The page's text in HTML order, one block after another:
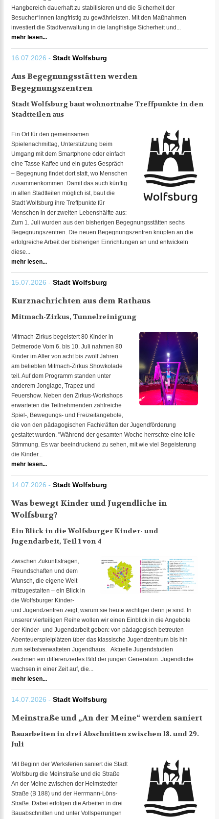
Hangbereich dauerhaft zu stabilisieren und die Sicherheit der
Besucher*innen langfristig zu gewährleisten. Mit den Maßnahmen
investiert die Stadtverwaltung in die langfristige Sicherheit und...
mehr lesen...
16.07.2026 - Stadt Wolfsburg
Aus Begegnungsstätten werden
Begegnungszentren
Stadt Wolfsburg baut wohnortnahe Treffpunkte in den
Stadtteilen aus
Ein Ort für den gemeinsamen
Spielenachmittag, Unterstützung beim
Umgang mit dem Smartphone oder einfach
eine Tasse Kaffee und ein gutes Gespräch
– Begegnung findet dort statt, wo Menschen
zusammenkommen. Damit das auch künftig
in allen Stadtteilen möglich ist, baut die
Stadt Wolfsburg ihre Treffpunkte für
Menschen in der zweiten Lebenshälfte aus:
Zum 1. Juli wurden aus den bisherigen Begegnungsstätten sechs
Begegnungszentren. Die neuen Begegnungszentren knüpfen an die
erfolgreiche Arbeit der bisherigen Einrichtungen an und entwickeln
diese...
mehr lesen...
15.07.2026 - Stadt Wolfsburg
Kurznachrichten aus dem Rathaus
Mitmach-Zirkus, Tunnelreinigung
Mitmach-Zirkus begeistert 80 Kinder in
Detmerode Vom 6. bis 10. Juli nahmen 80
Kinder im Alter von acht bis zwölf Jahren
am beliebten Mitmach-Zirkus Showkolade
teil. Auf dem Programm standen unter
anderem Jonglage, Trapez und
Feuershow. Neben den Zirkus-Workshops
erwarteten die Teilnehmenden zahlreiche
Spiel-, Bewegungs- und Freizeitangebote,
die von den pädagogischen Fachkräften der Jugendförderung
gestaltet wurden. "Während der gesamten Woche herrschte eine tolle
Stimmung. Es war beeindruckend zu sehen, mit wie viel Begeisterung
die Kinder...
mehr lesen...
14.07.2026 - Stadt Wolfsburg
Was bewegt Kinder und Jugendliche in
Wolfsburg?
Ein Blick in die Wolfsburger Kinder- und
Jugendarbeit, Teil 1 von 4
Zwischen Zukunftsfragen,
Freundschaften und dem
Wunsch, die eigene Welt
mitzugestalten – ein Blick in
die Wolfsburger Kinder-
und Jugendzentren zeigt, warum sie heute wichtiger denn je sind. In
unserer vierteiligen Reihe wollen wir einen Einblick in die Angebote
der Kinder- und Jugendarbeit geben: von pädagogisch betreuten
Abenteuerspielplätzen über das klassische Jugendzentrum bis hin
zum selbstverwalteten Jugendhaus. Aktuelle Jugendstudien
zeichnen ein differenziertes Bild der jungen Generation: Jugendliche
wachsen in einer Zeit auf, die...
mehr lesen...
14.07.2026 - Stadt Wolfsburg
Meinstraße und „An der Meine“ werden saniert
Bauarbeiten in drei Abschnitten zwischen 18. und 29.
Juli
Mit Beginn der Werksferien saniert die Stadt
Wolfsburg die Meinstraße und die Straße
An der Meine zwischen der Helmstedter
Straße (B 188) und der Herrmann-Löns-
Straße. Dabei erfolgen die Arbeiten in drei
Bauabschnitten und unter Vollsperrungen